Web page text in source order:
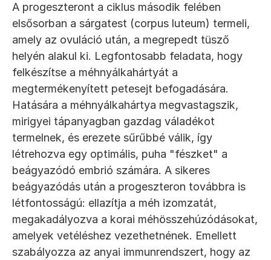
A progeszteront a ciklus második felében
elsősorban a sárgatest (corpus luteum) termeli,
amely az ovuláció után, a megrepedt tüsző
helyén alakul ki. Legfontosabb feladata, hogy
felkészítse a méhnyálkahártyát a
megtermékenyített petesejt befogadására.
Hatására a méhnyálkahártya megvastagszik,
mirigyei tápanyagban gazdag váladékot
termelnek, és erezete sűrűbbé válik, így
létrehozva egy optimális, puha "fészket" a
beágyazódó embrió számára. A sikeres
beágyazódás után a progeszteron továbbra is
létfontosságú: ellazítja a méh izomzatát,
megakadályozva a korai méhösszehúzódásokat,
amelyek vetéléshez vezethetnének. Emellett
szabályozza az anyai immunrendszert, hogy az